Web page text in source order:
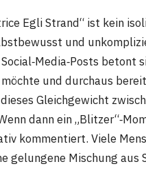
Egli Strand“ ist kein
und
betont
und durchaus
Gleichgewicht
dann ein
kommentiert. Viele
gelungene Mischung